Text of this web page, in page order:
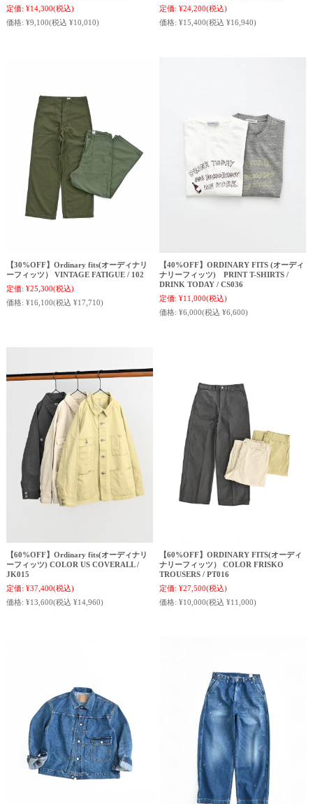
定価: ¥14,300(税込)
価格: ¥9,100(税込 ¥10,010)
定価: ¥24,200(税込)
価格: ¥15,400(税込 ¥16,940)
【30%OFF】Ordinary fits(オーディナリ
ーフィッツ） VINTAGE FATIGUE / 102
定価: ¥25,300(税込)
価格: ¥16,100(税込 ¥17,710)
【40%OFF】ORDINARY FITS (オーディ
ナリーフィッツ) PRINT T-SHIRTS /
DRINK TODAY / CS036
定価: ¥11,000(税込)
価格: ¥6,000(税込 ¥6,600)
【60%OFF】Ordinary fits(オーディナリ
ーフィッツ) COLOR US COVERALL /
JK015
定価: ¥37,400(税込)
価格: ¥13,600(税込 ¥14,960)
【60%OFF】ORDINARY FITS(オーディ
ナリーフィッツ） COLOR FRISKO
TROUSERS / PT016
定価: ¥27,500(税込)
価格: ¥10,000(税込 ¥11,000)